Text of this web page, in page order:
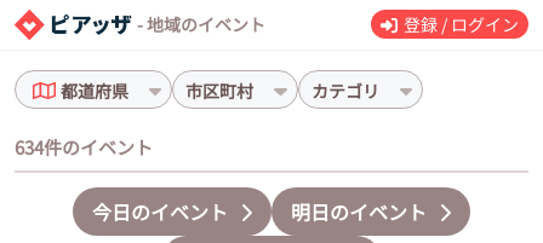
- 地域のイベント 登録 / ログイン
都道府県 市区町村 カテゴリ
634件のイベント
今日のイベント
明日のイベント